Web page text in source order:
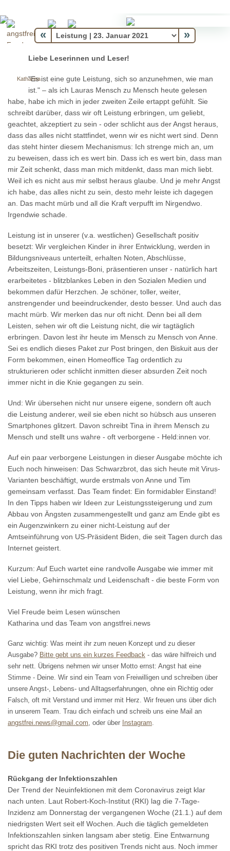
« »
Katharina
Liebe Leserinnen und Leser!
"Es ist eine gute Leistung, sich so anzunehmen, wie man
ist." – als ich Lauras Mensch zu Mensch heute gelesen
habe, habe ich mich in jeder zweiten Zeile ertappt gefühlt. Sie
schreibt darüber, dass wir oft Leistung erbringen, um geliebt,
geachtet, akzeptiert zu sein - oder schlicht aus der Angst heraus,
dass das alles nicht stattfindet, wenn wir es nicht wert sind. Denn
das steht hinter diesem Mechanismus: Ich strenge mich an, um
zu beweisen, dass ich es wert bin. Dass ich es wert bin, dass man
mir Zeit schenkt, dass man mich mitdenkt, dass man mich liebt.
Weil ich es nicht aus mir selbst heraus glaube. Und je mehr Angst
ich habe, das alles nicht zu sein, desto mehr leiste ich dagegen
an. Das macht mürb und all die Kraft verpufft im Nirgendwo.
Irgendwie schade.
Leistung ist in unserer (v.a. westlichen) Gesellschaft positiv
besetzt: Wir vergleichen Kinder in ihrer Entwicklung, werden in
Bildungsniveaus unterteilt, erhalten Noten, Abschlüsse,
Arbeitszeiten, Leistungs-Boni, präsentieren unser - natürlich hart
erarbeitetes - blitzblankes Leben in den Sozialen Medien und
bekommen dafür Herzchen. Je schöner, toller, weiter,
anstrengender und beeindruckender, desto besser. Und auch das
macht mürb. Wir merken das nur oft nicht. Denn bei all dem
Leisten, sehen wir oft die Leistung nicht, die wir tagtäglich
erbringen. Davon lest ihr heute im Mensch zu Mensch von Anne.
Sei es endlich dieses Paket zur Post bringen, den Biskuit aus der
Form bekommen, einen Homeoffice Tag ordentlich zu
strukturieren oder schlicht inmitten dieser absurden Zeit noch
immer nicht in die Knie gegangen zu sein.
Und: Wir übersehen nicht nur unsere eigene, sondern oft auch
die Leistung anderer, weil sie eben nicht so hübsch aus unseren
Smartphones glitzert. Davon schreibt Tina in ihrem Mensch zu
Mensch und stellt uns wahre - oft verborgene - Held:innen vor.
Auf ein paar verborgene Leistungen in dieser Ausgabe möchte ich
Euch noch hinweisen: Das Schwarzbrot, das sich heute mit Virus-
Varianten beschäftigt, wurde erstmals von Anne und Tim
gemeinsam verfasst. Das Team findet: Ein formidabler Einstand!
In den Tipps haben wir Ideen zur Leistungssteigerung und zum
Abbau von Ängsten zusammengestellt und ganz am Ende gibt es
ein Augenzwinkern zu einer nicht-Leistung auf der
Amtseinführung von US-Präsident Biden, die seit Tagen durch das
Internet geistert.
Kurzum: Auf Euch wartet eine randvolle Ausgabe wie immer mit
viel Liebe, Gehirnschmalz und Leidenschaft - die beste Form von
Leistung, wenn ihr mich fragt.
Viel Freude beim Lesen wünschen
Katharina und das Team von angstfrei.news
Ganz wichtig: Was meint ihr zum neuen Konzept und zu dieser
Ausgabe? Bitte gebt uns ein kurzes Feedback - das wäre hilfreich und
sehr nett. Übrigens nehmen wir unser Motto ernst: Angst hat eine
Stimme - Deine. Wir sind ein Team von Freiwilligen und schreiben über
unsere Angst-, Lebens- und Alltagserfahrungen, ohne ein Richtig oder
Falsch, oft mit Verstand und immer mit Herz. Wir freuen uns über dich
in unserem Team. Trau dich einfach und schreib uns eine Mail an
angstfrei.news@gmail.com, oder über Instagram.
Die guten Nachrichten der Woche
Rückgang der Infektionszahlen
Der Trend der Neuinfektionen mit dem Coronavirus zeigt klar
nach unten. Laut Robert-Koch-Institut (RKI) lag die 7-Tage-
Inzidenz am Donnerstag der vergangenen Woche (21.1.) auf dem
niedrigsten Wert seit elf Wochen. Auch die täglich gemeldeten
Infektionszahlen sinken langsam aber stetig. Eine Entwarnung
spricht das RKI trotz des positiven Trends nicht aus. Noch immer